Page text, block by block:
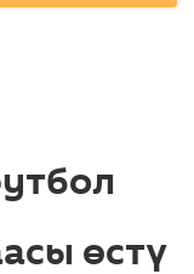
өстү